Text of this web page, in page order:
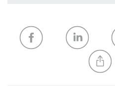
Mijn lijst
NIEUW LIJST